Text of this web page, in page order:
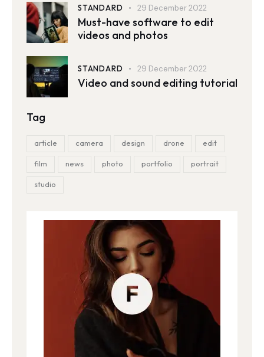
STANDARD 29 December 2022
Must-have software to edit
videos and photos
STANDARD 29 December 2022
Video and sound editing tutorial
Tag
article camera design drone edit
film news photo portfolio portrait
studio